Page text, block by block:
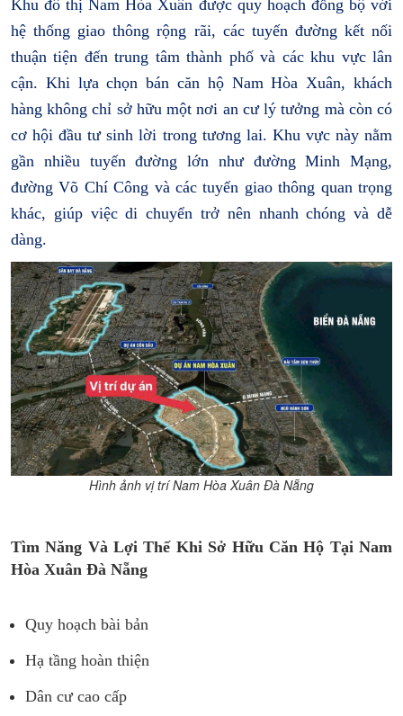
Khu đô thị Nam Hòa Xuân được quy hoạch đồng bộ với
hệ thống giao thông rộng rãi, các tuyến đường kết nối
thuận tiện đến trung tâm thành phố và các khu vực lân
cận. Khi lựa chọn bán căn hộ Nam Hòa Xuân, khách
hàng không chỉ sở hữu một nơi an cư lý tưởng mà còn có
cơ hội đầu tư sinh lời trong tương lai. Khu vực này nằm
gần nhiều tuyến đường lớn như đường Minh Mạng,
đường Võ Chí Công và các tuyến giao thông quan trọng
khác, giúp việc di chuyển trở nên nhanh chóng và dễ
dàng.
Hình ảnh vị trí Nam Hòa Xuân Đà Nẵng
Tìm Năng Và Lợi Thế Khi Sở Hữu Căn Hộ Tại Nam
Hòa Xuân Đà Nẵng
Quy hoạch bài bản
Hạ tầng hoàn thiện
Dân cư cao cấp